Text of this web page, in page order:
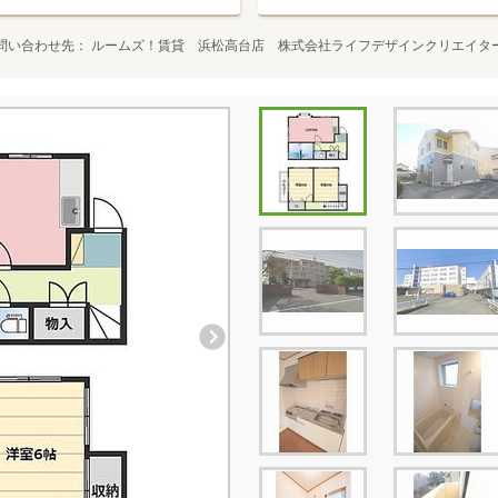
い合わせ先 ルームズ！賃貸 浜松高台店 株式会社ライフデザインクリエイタ